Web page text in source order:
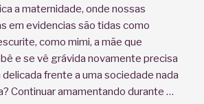
a maternidade, onde nossas
em evidencias são tidas como
como mimi, a mãe que
e se vê grávida novamente precisa
frente a uma sociedade nada
Continuar amamentando durante …